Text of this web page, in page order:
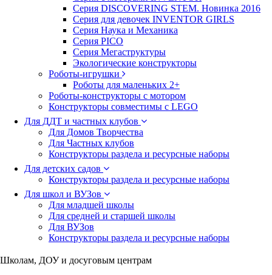
Серия DISCOVERING STEM. Новинка 2016
Серия для девочек INVENTOR GIRLS
Серия Наука и Механика
Серия PICO
Серия Мегаструктуры
Экологические конструкторы
Роботы-игрушки
Роботы для маленьких 2+
Роботы-конструкторы с мотором
Конструкторы совместимы с LEGO
Для ДДТ и частных клубов
Для Домов Творчества
Для Частных клубов
Конструкторы раздела и ресурсные наборы
Для детских садов
Конструкторы раздела и ресурсные наборы
Для школ и ВУЗов
Для младшей школы
Для средней и старшей школы
Для ВУЗов
Конструкторы раздела и ресурсные наборы
Школам, ДОУ и досуговым центрам